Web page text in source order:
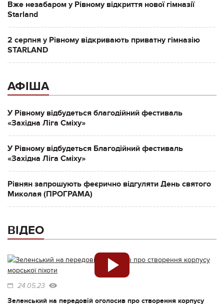
Вже незабаром у Рівному відкриття нової гімназії
Starland
2 серпня у Рівному відкривають приватну гімназію
STARLAND
АФІША
У Рівному відбудеться благодійний фестиваль
«Західна Ліга Сміху»
У Рівному відбудеться Благодійний фестиваль
«Західна Ліга Сміху»
Рівнян запрошують феєрично відгуляти День святого
Миколая (ПРОГРАМА)
ВІДЕО
24.05.23
Зеленський на передовій оголосив про створення корпусу